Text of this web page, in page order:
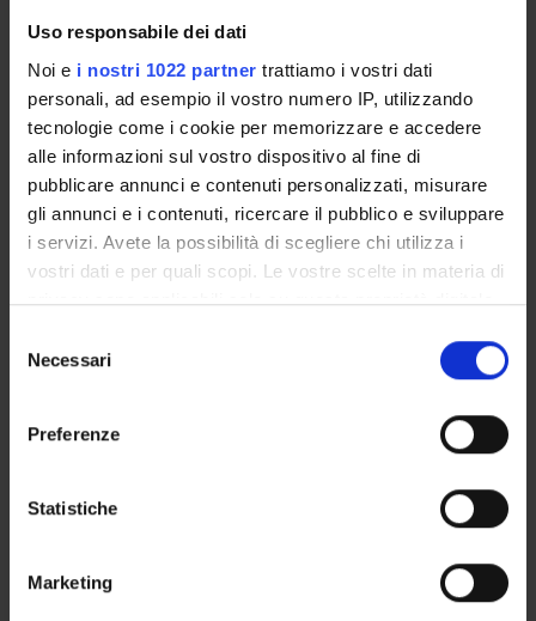
Uso responsabile dei dati
Noi e i nostri 1022 partner trattiamo i vostri dati
personali, ad esempio il vostro numero IP, utilizzando
tecnologie come i cookie per memorizzare e accedere
alle informazioni sul vostro dispositivo al fine di
pubblicare annunci e contenuti personalizzati, misurare
gli annunci e i contenuti, ricercare il pubblico e sviluppare
i servizi. Avete la possibilità di scegliere chi utilizza i
vostri dati e per quali scopi. Le vostre scelte in materia di
privacy sono applicabili solo su questa proprietà digitale
modificare o revocare il proprio consenso in qualsiasi
momento dalla Dichiarazione sui cookie o facendo clic
raccogliere informazioni sulla tua posizione
geografica, con un'approssimazione di qualche
Identificare il tuo dispositivo, scansionandolo
delNecessari
Preferenze
Statistiche
Marketing
SERVIZI DI SEGRETERIA STUDENTI
STRUTTURE DEL DIPARTIMENTO
LABORATORI DI RICERCA
CENTRI DI RICERCA
Contatti
Luoghi